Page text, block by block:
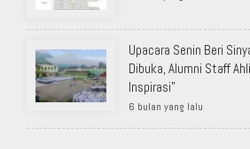
Upacara Senin Beri
Dibuka, Alumni Staff
Inspirasi”
6 bulan yang lalu